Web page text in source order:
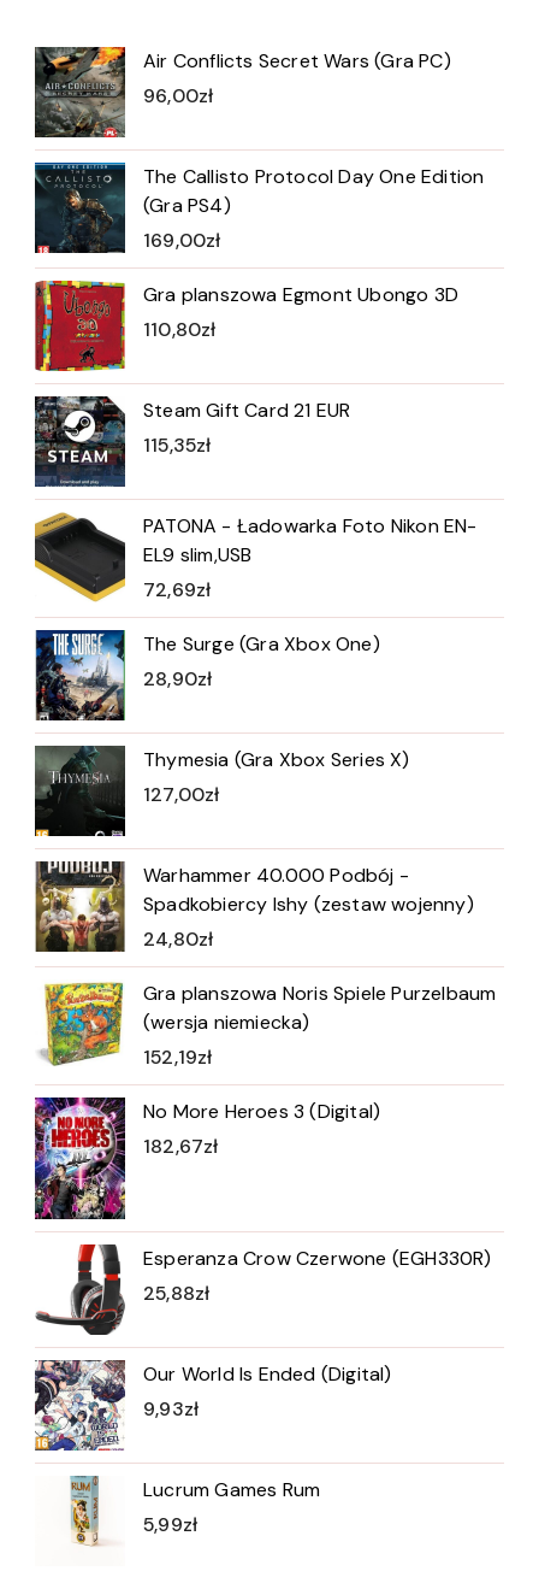
Air Conflicts Secret Wars (Gra PC)
96,00zł
The Callisto Protocol Day One Edition
(Gra PS4)
169,00zł
Gra planszowa Egmont Ubongo 3D
110,80zł
Steam Gift Card 21 EUR
115,35zł
PATONA - Ładowarka Foto Nikon EN-
EL9 slim,USB
72,69zł
The Surge (Gra Xbox One)
28,90zł
Thymesia (Gra Xbox Series X)
127,00zł
Warhammer 40.000 Podbój -
Spadkobiercy Ishy (zestaw wojenny)
24,80zł
Gra planszowa Noris Spiele Purzelbaum
(wersja niemiecka)
152,19zł
No More Heroes 3 (Digital)
182,67zł
Esperanza Crow Czerwone (EGH330R)
25,88zł
Our World Is Ended (Digital)
9,93zł
Lucrum Games Rum
5,99zł